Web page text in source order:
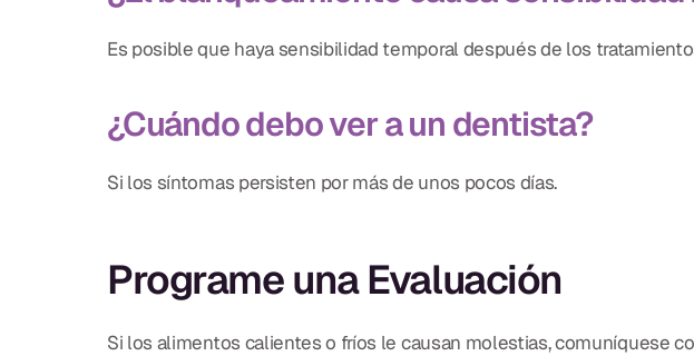
Es posible que haya sensibilidad temporal después de los
¿Cuándo debo ver a un dentista?
Si los síntomas persisten por más de unos pocos días.
Programe una Evaluación
Si los alimentos calientes o fríos le causan molestias, comuníquese